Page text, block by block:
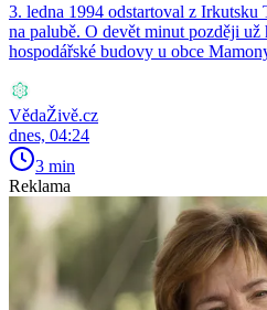
3. ledna 1994 odstartoval z
na palubě. O devět minut později už
hospodářské budovy u obce
VědaŽivě.cz
dnes, 04:24
3 min
Reklama